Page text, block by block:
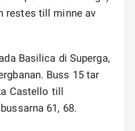
restes till minne av
Basilica di Superga,
Buss 15 tar
Castello till
61, 68.